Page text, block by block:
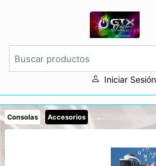
Iniciar Sesión
Consolas Accesorios